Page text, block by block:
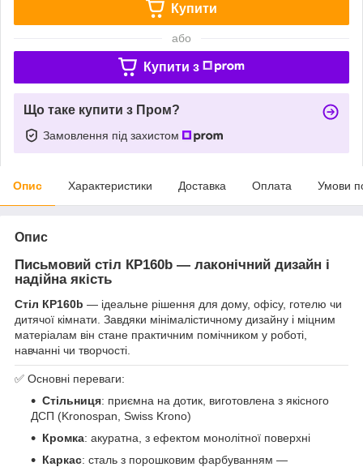
Купити
або
Купити з
Що таке купити з Пром?
Замовлення під захистом
Опис Характеристики Доставка Оплата Умови
Опис
Письмовий стіл КP160b — лаконічний дизайн і
надійна якість
Стіл КP160b — ідеальне рішення для дому, офісу, готелю чи
дитячої кімнати. Завдяки мінімалістичному дизайну і міцним
матеріалам він стане практичним помічником у роботі,
навчанні чи творчості.
✅ Основні переваги:
Стільниця: приємна на дотик, виготовлена з якісного
ДСП (Kronospan, Swiss Krono)
Кромка: акуратна, з ефектом монолітної поверхні
Каркас: сталь з порошковим фарбуванням —